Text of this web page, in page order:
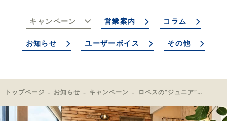
キャンペーン 営業案内 コラム
お知らせ ユーザーボイス その他
トップページ お知らせ キャンペーン ロペスの”ジュニア”脱毛プラン